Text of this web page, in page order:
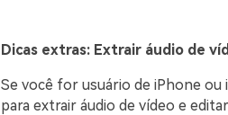
Dicas extras: Extrair áudio de
Se você for usuário de iPhone
para extrair áudio de vídeo e